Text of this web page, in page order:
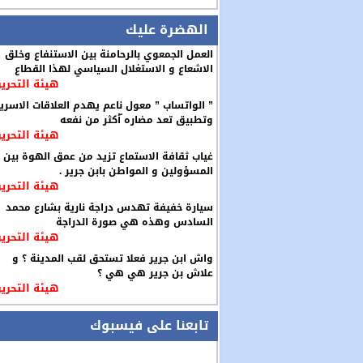
الهضرة عليك
العمل الجمعوي بالرحامنة بين الاستنفاع وخلق
الاشعاع و الاستغلال السياسي لهذا القطاع
هيئة
” الواتساب ” معول ناعم يهدم العلاقات
وتطبيق تعد مضاره ّأكثر من نفعه
هيئة
غياب ثقافة الاستماع تزيد من عمق الهوة بين
المسؤولين و المواطن بابن جرير .
هيئة
سيارة خفيفة تهدس دراجة نارية بشارع محمد
السادس وهذه هي صورة الدراجة
هيئة
واش ابن جرير فعلا تستحق لقب المدينة ؟ و
علاش بن جرير هي هي ؟
هيئة
تابعنا على فيسبوك